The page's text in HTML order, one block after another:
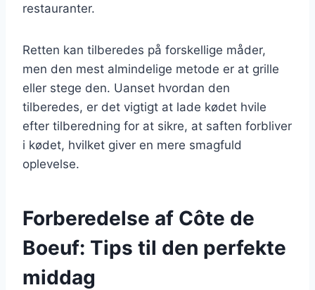
restauranter.
Retten kan tilberedes på forskellige måder,
men den mest almindelige metode er at grille
eller stege den. Uanset hvordan den
tilberedes, er det vigtigt at lade kødet hvile
efter tilberedning for at sikre, at saften forbliver
i kødet, hvilket giver en mere smagfuld
oplevelse.
Forberedelse af Côte de
Boeuf: Tips til den perfekte
middag